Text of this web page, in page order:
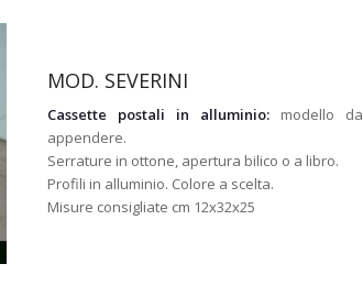
MOD. SEVERINI
Cassette postali in alluminio: modello da
appendere.
Serrature in ottone, apertura bilico o a libro.
Profili in alluminio. Colore a scelta.
Misure consigliate cm 12x32x25